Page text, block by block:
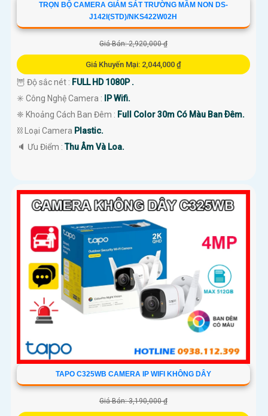
TRỌN BỘ CAMERA GIÁM SÁT TRƯỜNG MẦM NON DS-
J142I(STD)/NKS422W02H
Giá Bán: 2,920,000 ₫
Giá Khuyến Mại: 2,044,000 ₫
🦉 Độ sắc nét : FULL HD 1080P .
✳️ Công Nghệ Camera :
IP Wifi.
❈ Khoảng Cách Ban Đêm : Full Color 30m Có Màu Ban Ðêm.
⛓ Loại Camera Plastic.
️🔈 Ưu Điểm :Thu Âm Và Loa.
TAPO C325WB CAMERA IP WIFI KHÔNG DÂY
Giá Bán: 3,190,000 ₫